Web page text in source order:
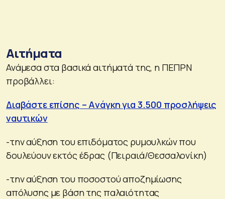
Αιτήματα
Ανάμεσα στα βασικά αιτήματά της, η ΠΕΠΡΝ
προβάλλει:
Διαβάστε επίσης – Aνάγκη για 3.500 προσλήψεις
ναυτικών
-την αύξηση του επιδόματος ρυμουλκών που
δουλεύουν εκτός έδρας (Πειραιά/Θεσσαλονίκη)
-την αύξηση του ποσοστού αποζημίωσης
απόλυσης με βάση της παλαιότητας